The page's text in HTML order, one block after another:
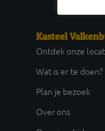
Kasteel
Ontdek onze
Wat is er te doen?
Plan je bezoek
Over ons